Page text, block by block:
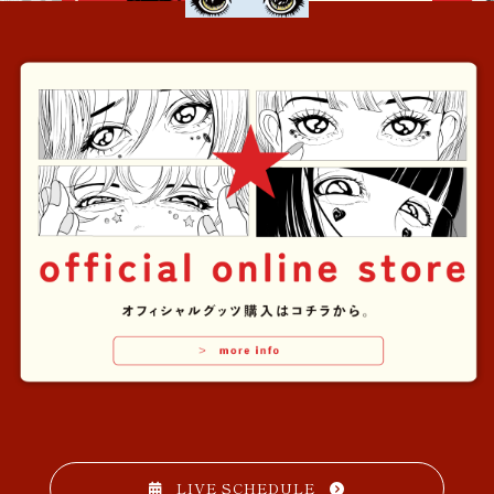
LIVE SCHEDULE